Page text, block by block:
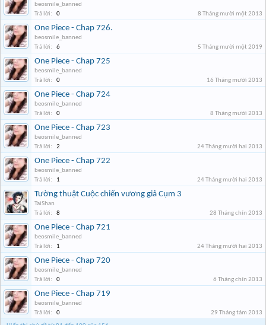
beosmile_banned
Trả lời:
0 8 Tháng mười một 2013
One Piece - Chap 726.
beosmile_banned
Trả lời:
6 5 Tháng mười một 2019
One Piece - Chap 725
beosmile_banned
Trả lời:
0 16 Tháng mười 2013
One Piece - Chap 724
beosmile_banned
Trả lời:
0 8 Tháng mười 2013
One Piece - Chap 723
beosmile_banned
Trả lời:
2 24 Tháng mười hai 2013
One Piece - Chap 722
beosmile_banned
Trả lời:
1 24 Tháng mười hai 2013
Tường thuật Cuộc chiến vương giả Cụm 3
TaiShan
Trả lời:
8 28 Tháng chín 2013
One Piece - Chap 721
beosmile_banned
Trả lời:
1 24 Tháng mười hai 2013
One Piece - Chap 720
beosmile_banned
Trả lời:
0 6 Tháng chín 2013
One Piece - Chap 719
beosmile_banned
Trả lời:
0
29 Tháng tám 2013